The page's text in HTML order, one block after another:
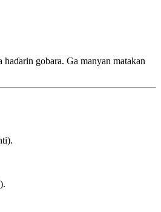
gobara. Ga manyan matakan